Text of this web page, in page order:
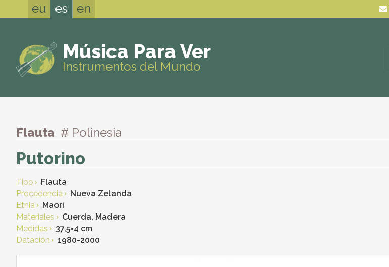
eu es en
Música Para Ver
Instrumentos del Mundo
Flauta # Polinesia
Putorino
Tipo
Flauta
Procedencia
Nueva Zelanda
Etnia
Maori
Materiales
Cuerda, Madera
Medidas
37,5×4 cm
Datación
1980-2000